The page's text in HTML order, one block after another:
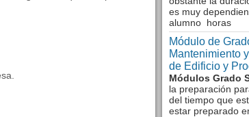
es muy
alumno horas
Módulo de
Mantenimiento
de Edificio y
Módulos Grado
la preparación
del tiempo que
estar preparado